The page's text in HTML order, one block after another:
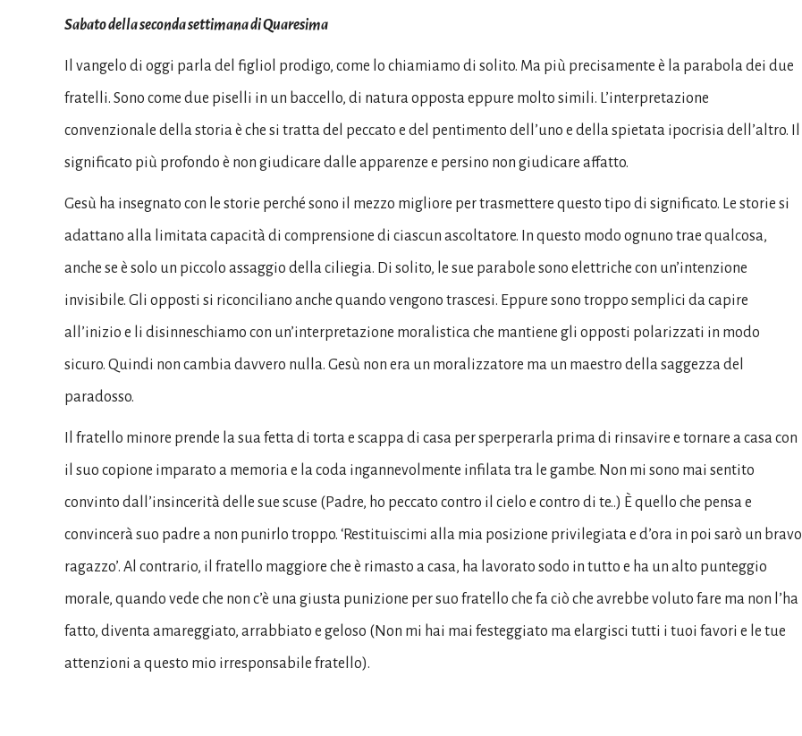
Sabato della seconda settimana di Quaresima
Il vangelo di oggi parla del figliol prodigo, come lo chiamiamo di solito. Ma più precisamente è la parabola dei due
fratelli. Sono come due piselli in un baccello, di natura opposta eppure molto simili. L’interpretazione
convenzionale della storia è che si tratta del peccato e del pentimento dell’uno e della spietata ipocrisia dell’altro. Il
significato più profondo è non giudicare dalle apparenze e persino non giudicare affatto.
Gesù ha insegnato con le storie perché sono il mezzo migliore per trasmettere questo tipo di significato. Le storie si
adattano alla limitata capacità di comprensione di ciascun ascoltatore. In questo modo ognuno trae qualcosa,
anche se è solo un piccolo assaggio della ciliegia. Di solito, le sue parabole sono elettriche con un’intenzione
invisibile. Gli opposti si riconciliano anche quando vengono trascesi. Eppure sono troppo semplici da capire
all’inizio e li disinneschiamo con un’interpretazione moralistica che mantiene gli opposti polarizzati in modo
sicuro. Quindi non cambia davvero nulla. Gesù non era un moralizzatore ma un maestro della saggezza del
paradosso.
Il fratello minore prende la sua fetta di torta e scappa di casa per sperperarla prima di rinsavire e tornare a casa con
il suo copione imparato a memoria e la coda ingannevolmente infilata tra le gambe. Non mi sono mai sentito
convinto dall’insincerità delle sue scuse (Padre, ho peccato contro il cielo e contro di te..) È quello che pensa e
convincerà suo padre a non punirlo troppo. ‘Restituiscimi alla mia posizione privilegiata e d’ora in poi sarò un bravo
ragazzo’. Al contrario, il fratello maggiore che è rimasto a casa, ha lavorato sodo in tutto e ha un alto punteggio
morale, quando vede che non c’è una giusta punizione per suo fratello che fa ciò che avrebbe voluto fare ma non l’ha
fatto, diventa amareggiato, arrabbiato e geloso (Non mi hai mai festeggiato ma elargisci tutti i tuoi favori e le tue
attenzioni a questo mio irresponsabile fratello).